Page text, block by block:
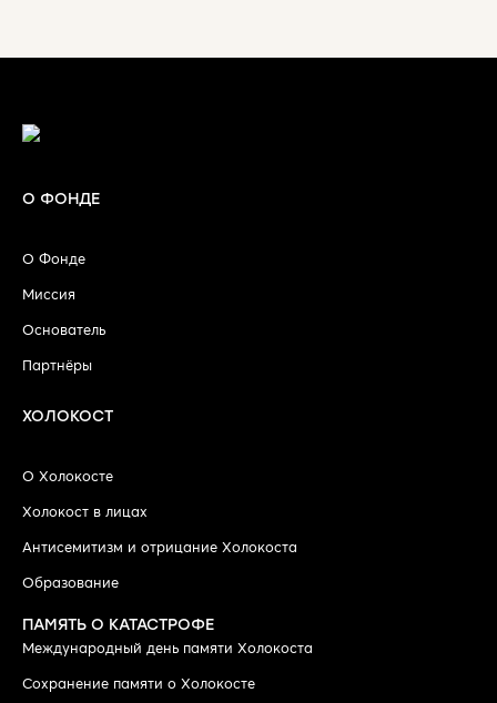
О ФОНДЕ
О Фонде
Миссия
Основатель
Партнёры
ХОЛОКОСТ
О Холокосте
Холокост в лицах
Антисемитизм и отрицание Холокоста
Образование
ПАМЯТЬ О КАТАСТРОФЕ
Международный день памяти Холокоста
Сохранение памяти о Холокосте